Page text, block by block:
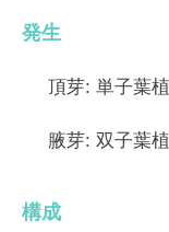
発生
頂芽: 単子葉
腋芽: 双子葉
構成